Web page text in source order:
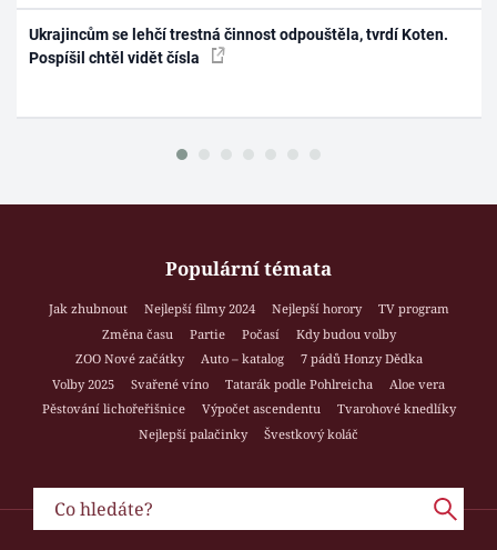
Ukrajincům se lehčí trestná činnost odpouštěla, tvrdí Koten.
Pospíšil chtěl vidět čísla
Populární témata
Jak zhubnout Nejlepší filmy 2024 Nejlepší horory
TV program
Změna času
Partie Počasí
Kdy budou volby
ZOO Nové začátky
Auto – katalog
7 pádů Honzy Dědka
Volby 2025
Svařené víno Tatarák podle Pohlreicha
Aloe vera
Pěstování lichořeřišnice
Výpočet ascendentu
Tvarohové knedlíky
Nejlepší palačinky
Švestkový koláč